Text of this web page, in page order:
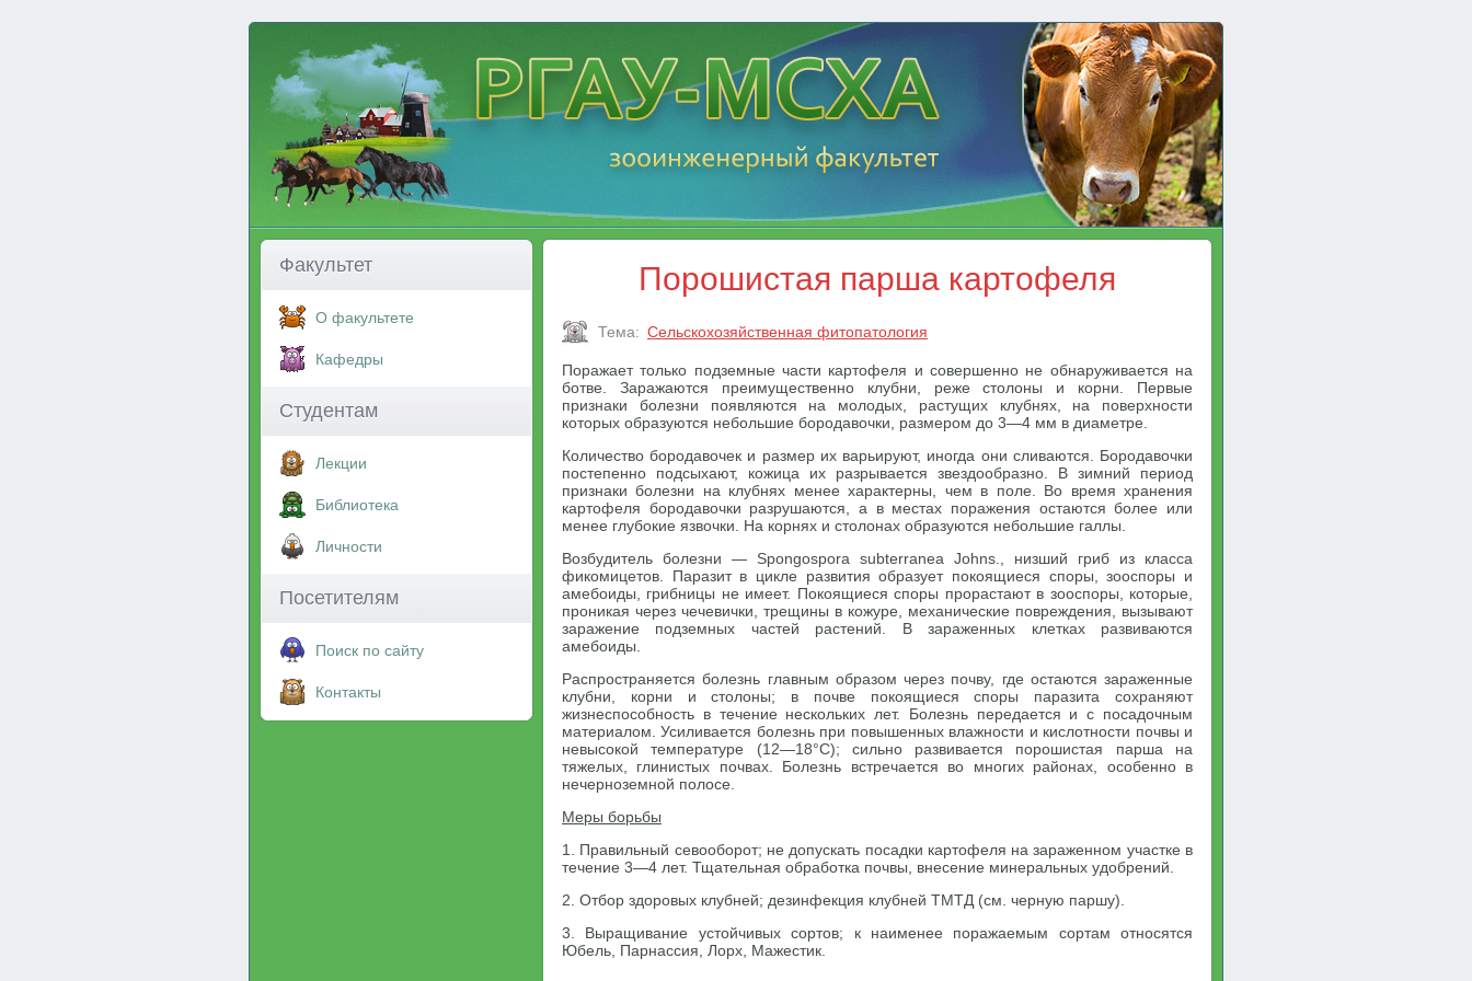
Факультет
О факультете
Кафедры
Студентам
Лекции
Библиотека
Личности
Посетителям
Поиск по сайту
Контакты
Порошистая парша картофеля
Тема: Сельскохозяйственная фитопатология
Поражает только подземные части картофеля и совершенно не обнаруживается на
ботве. Заражаются преимущественно клубни, реже столоны и корни. Первые
признаки болезни появляются на молодых, растущих клубнях, на поверхности
которых образуются небольшие бородавочки, размером до 3—4 мм в диаметре.
Количество бородавочек и размер их варьируют, иногда они сливаются. Бородавочки
постепенно подсыхают, кожица их разрывается звездообразно. В зимний период
признаки болезни на клубнях менее характерны, чем в поле. Во время хранения
картофеля бородавочки разрушаются, а в местах поражения остаются более или
менее глубокие язвочки. На корнях и столонах образуются небольшие галлы.
Возбудитель болезни — Spongospora subterranea Johns., низший гриб из класса
фикомицетов. Паразит в цикле развития образует покоящиеся споры, зооспоры и
амебоиды, грибницы не имеет. Покоящиеся споры прорастают в зооспоры, которые,
проникая через чечевички, трещины в кожуре, механические повреждения, вызывают
заражение подземных частей растений. В зараженных клетках развиваются
амебоиды.
Распространяется болезнь главным образом через почву, где остаются зараженные
клубни, корни и столоны; в почве покоящиеся споры паразита сохраняют
жизнеспособность в течение нескольких лет. Болезнь передается и с посадочным
материалом. Усиливается болезнь при повышенных влажности и кислотности почвы и
невысокой температуре (12—18°С); сильно развивается порошистая парша на
тяжелых, глинистых почвах. Болезнь встречается во многих районах, особенно в
нечерноземной полосе.
Меры борьбы
1. Правильный севооборот; не допускать посадки картофеля на зараженном участке в
течение 3—4 лет. Тщательная обработка почвы, внесение минеральных удобрений.
2. Отбор здоровых клубней; дезинфекция клубней ТМТД (см. черную паршу).
3. Выращивание устойчивых сортов; к наименее поражаемым сортам относятся
Юбель, Парнассия, Лорх, Мажестик.